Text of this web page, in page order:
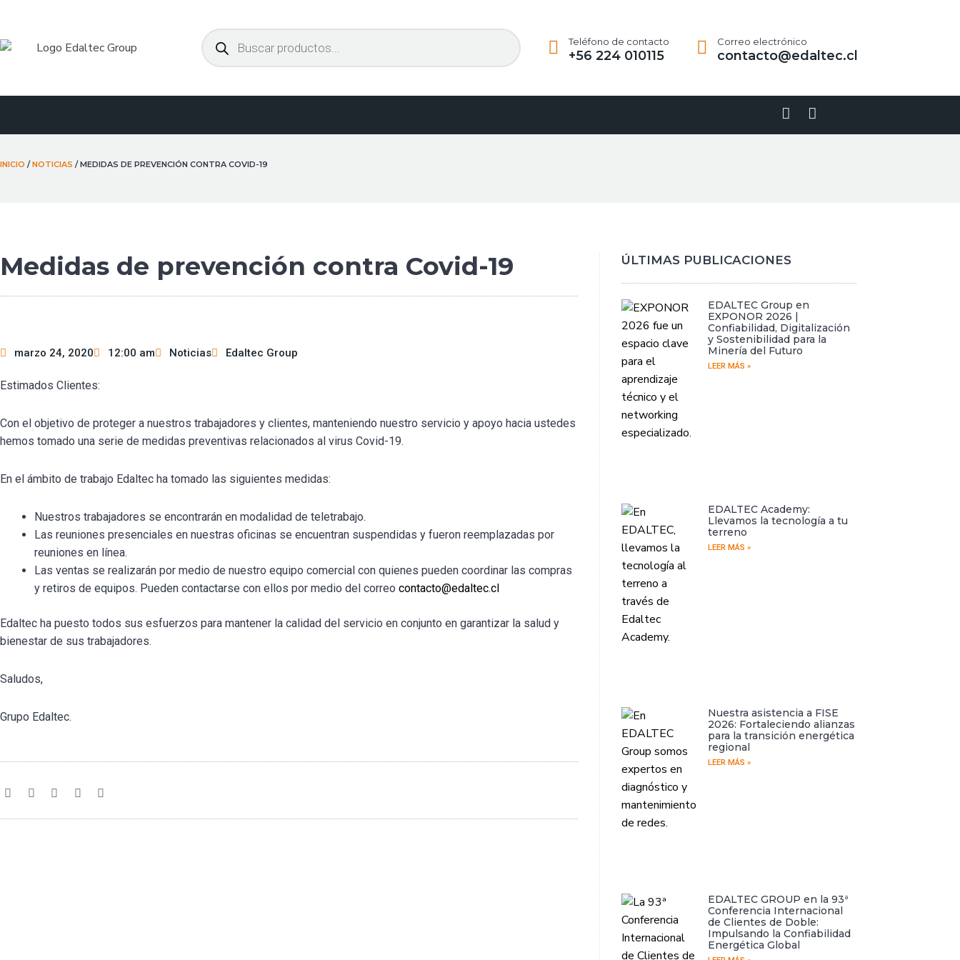
contenido
Búsqueda
de
productos Teléfono de contacto
+56 224 010115
Correo electrónico
contacto@edaltec.cl
Linkedin-
in
Youtube
INICIO /NOTICIAS / MEDIDAS DE PREVENCIÓN CONTRA COVID-19
Medidas de prevención contra Covid-19
marzo 24, 2020 12:00 am Noticias Edaltec Group
Estimados Clientes:
Con el objetivo de proteger a nuestros trabajadores y clientes, manteniendo nuestro servicio y apoyo hacia ustedes
hemos tomado una serie de medidas preventivas relacionados al virus Covid-19.
En el ámbito de trabajo Edaltec ha tomado las siguientes medidas:
Nuestros trabajadores se encontrarán en modalidad de teletrabajo.
Las reuniones presenciales en nuestras oficinas se encuentran suspendidas y fueron reemplazadas por
reuniones en línea.
Las ventas se realizarán por medio de nuestro equipo comercial con quienes pueden coordinar las compras
y retiros de equipos. Pueden contactarse con ellos por medio del correo contacto@edaltec.cl
Edaltec ha puesto todos sus esfuerzos para mantener la calidad del servicio en conjunto en garantizar la salud y
bienestar de sus trabajadores.
Saludos,
Grupo Edaltec.
ÚLTIMAS PUBLICACIONES
EDALTEC Group en
EXPONOR 2026 |
Confiabilidad, Digitalización
y Sostenibilidad para la
Minería del Futuro
LEER MÁS »
EDALTEC Academy:
Llevamos la tecnología a tu
terreno
LEER MÁS »
Nuestra asistencia a FISE
2026: Fortaleciendo alianzas
para la transición energética
regional
LEER MÁS »
EDALTEC GROUP en la 93ª
Conferencia Internacional
de Clientes de Doble:
Impulsando la Confiabilidad
Energética Global